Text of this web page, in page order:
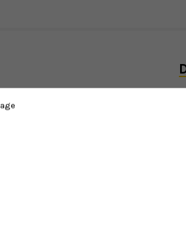
cinturini che cingono il piede e la